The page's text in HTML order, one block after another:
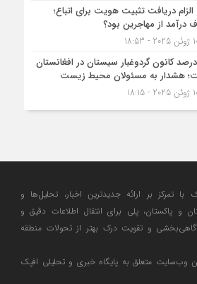
الزام دریافت تثبیت هویت برای اتباع؛
درآمد از مهاجرین بود؟
۷۰ درصد کانون گردوغبار سیستان در افغانستان
هشدار به مسئولان محیط زیست
تمرکز بر ارائه جدیدترین اخبار، تحلیل‌ها و
و پاکستان، پلی برای انتقال اطلاعات دقیق و
و تقویت درک بهتر از تحولات منطقه
وب‌سایت متعلق به پایگاه خبری و تحلیلی افپک